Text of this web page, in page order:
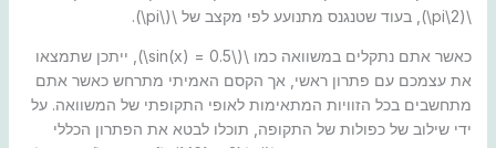
\(2\pi\), בעוד שטנגנס מתנועע לפי מקצב של \(\pi\).
כאשר אתם נתקלים במשוואה כמו \(\sin(x) = 0.5\), ייתכן שתמצאו
את עצמכם עם פתרון ראשי, אך הקסם האמיתי מתרחש כאשר אתם
מתחשבים בכל הזוויות המתאימות לאופי התקופתי של המשוואה. על
ידי שילוב של כפולות של התקופה, תוכלו לבטא את הפתרון הכללי